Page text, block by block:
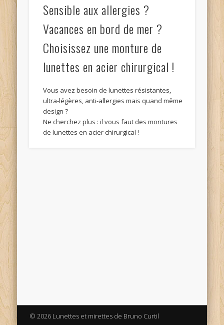
Sensible aux allergies ?
Vacances en bord de mer ?
Choisissez une monture de
lunettes en acier chirurgical !
Vous avez besoin de lunettes résistantes,
ultra-légères, anti-allergies mais quand même
design ?
Ne cherchez plus : il vous faut des montures
de lunettes en acier chirurgical !
© 2026 Lunettes et mirettes de Bruno Curtil